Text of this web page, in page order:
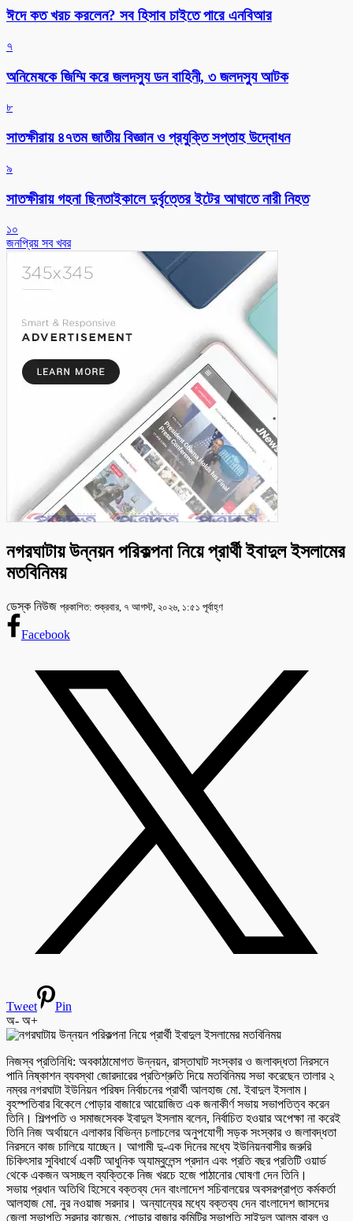
ঈদে কত খরচ করলেন? সব হিসাব চাইতে পারে এনবিআর
৭
অনিমেষকে জিম্মি করে জলদস্যু ডন বাহিনী, ৩ জলদস্যু আটক
৮
সাতক্ষীরায় ৪৭তম জাতীয় বিজ্ঞান ও প্রযুক্তি সপ্তাহ উদ্বোধন
৯
সাতক্ষীরায় গহনা ছিনতাইকালে দুর্বৃত্তের ইটের আঘাতে নারী নিহত
১০
জনপ্রিয় সব খবর
নগরঘাটায় উন্নয়ন পরিকল্পনা নিয়ে প্রার্থী ইবাদুল ইসলামের
মতবিনিময়
ডেস্ক নিউজ প্রকাশিত: শুক্রবার, ৭ আগস্ট, ২০২৬, ১:৫১ পূর্বাহ্ণ
Facebook
Tweet
Pin
অ- অ+
নিজস্ব প্রতিনিধি: অবকাঠামোগত উন্নয়ন, রাস্তাঘাট সংস্কার ও জলাবদ্ধতা নিরসনে
পানি নিষ্কাশন ব্যবস্থা জোরদারের প্রতিশ্রুতি দিয়ে মতবিনিময় সভা করেছেন তালার ২
নম্বর নগরঘাটা ইউনিয়ন পরিষদ নির্বাচনের প্রার্থী আলহাজ মো. ইবাদুল ইসলাম।
বৃহস্পতিবার বিকেলে পোড়ার বাজারে আয়োজিত এক জনাকীর্ণ সভায় সভাপতিত্ব করেন
তিনি। শিল্পপতি ও সমাজসেবক ইবাদুল ইসলাম বলেন, নির্বাচিত হওয়ার অপেক্ষা না করেই
তিনি নিজ অর্থায়নে এলাকার বিভিন্ন চলাচলের অনুপযোগী সড়ক সংস্কার ও জলাবদ্ধতা
নিরসনে কাজ চালিয়ে যাচ্ছেন। আগামী দু-এক দিনের মধ্যে ইউনিয়নবাসীর জরুরি
চিকিৎসার সুবিধার্থে একটি আধুনিক অ্যাম্বুলেন্স প্রদান এবং প্রতি বছর প্রতিটি ওয়ার্ড
থেকে একজন অসচ্ছল ব্যক্তিকে নিজ খরচে হজে পাঠানোর ঘোষণা দেন তিনি।
সভায় প্রধান অতিথি হিসেবে বক্তব্য দেন বাংলাদেশ সচিবালয়ের অবসরপ্রাপ্ত কর্মকর্তা
আলহাজ মো. নুর নওয়াজ সরদার। অন্যান্যের মধ্যে বক্তব্য দেন বাংলাদেশ জাসদের
জেলা সভাপতি সরদার কাজেম, পোড়ার বাজার কমিটির সভাপতি সাইদুল আলম বাবলু ও